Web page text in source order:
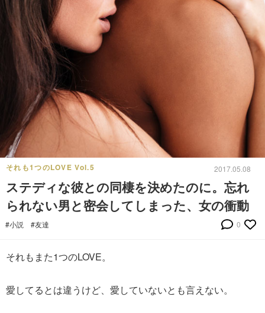
それも1つのLOVE Vol.5 2017.05.08
ステディな彼との同棲を決めたのに。忘れ
られない男と密会してしまった、女の衝動
#小説 #友達 0
それもまた1つのLOVE。
愛してるとは違うけど、愛していないとも言えない。